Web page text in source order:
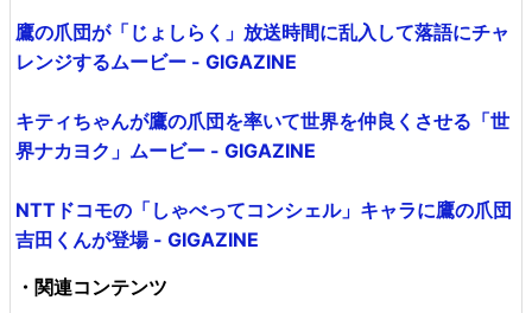
鷹の爪団が「じょしらく」放送時間に乱入して落語にチャ
レンジするムービー - GIGAZINE
キティちゃんが鷹の爪団を率いて世界を仲良くさせる「世
界ナカヨク」ムービー - GIGAZINE
NTTドコモの「しゃべってコンシェル」キャラに鷹の爪団
吉田くんが登場 - GIGAZINE
・関連コンテンツ